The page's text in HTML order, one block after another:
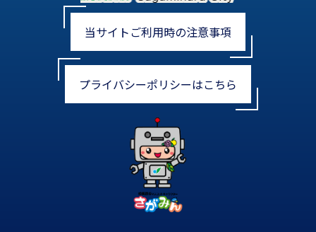
当サイトご利用時の注意事項
プライバシーポリシーはこちら